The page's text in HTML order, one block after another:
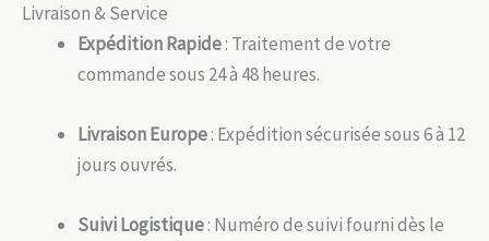
Livraison & Service
Expédition Rapide: Traitement de votre
commande sous 24 à 48 heures.
Livraison Europe: Expédition sécurisée sous 6 à 12
jours ouvrés.
Suivi Logistique: Numéro de suivi fourni dès le